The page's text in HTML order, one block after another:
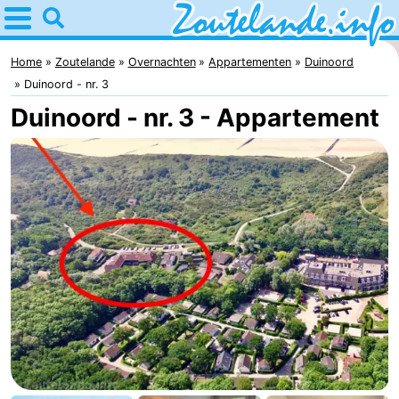
Home
Zoutelande
Tips
Voor
kinderen
Webcam
Webcam
Langstraat
Webcam
Strand
Overnachten
Appartementen
Bed
Home Zoutelande Overnachten Appartementen
Duinoord
Duinoord - nr. 3
Duinoord - nr. 3 - Appartement